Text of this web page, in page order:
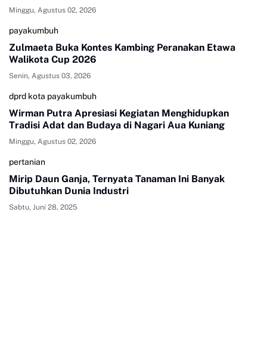
Minggu, Agustus 02, 2026
payakumbuh
Zulmaeta Buka Kontes Kambing Peranakan Etawa
Walikota Cup 2026
Senin, Agustus 03, 2026
dprd kota payakumbuh
Wirman Putra Apresiasi Kegiatan Menghidupkan
Tradisi Adat dan Budaya di Nagari Aua Kuniang
Minggu, Agustus 02, 2026
pertanian
Mirip Daun Ganja, Ternyata Tanaman Ini Banyak
Dibutuhkan Dunia Industri
Sabtu, Juni 28, 2025